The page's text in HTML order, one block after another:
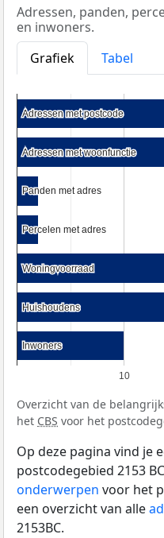
Adressen, panden,
en inwoners.
Grafiek
Tabel
10
Adressen met postcode
Adressen met postcode
Adressen met woonfunctie
Adressen met woonfunctie
Panden met adres
Panden met adres
Percelen met adres
Percelen met adres
Woningvoorraad
Woningvoorraad
Huishoudens
Huishoudens
Inwoners
Inwoners
Overzicht van de
het CBS voor het
Op deze pagina vind je
postcodegebied 2153
onderwerpen voor het
een overzicht van alle
2153BC.